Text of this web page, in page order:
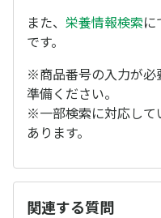
また、 栄養情報検索
です。
※商品番号の入力が必
準備ください。
※一部検索に対応して
あります。
関連する質問